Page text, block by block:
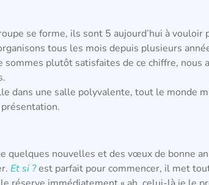
se forme, ils sont 5 aujourd’hui à
tous les mois depuis plusieurs
sommes plutôt satisfaites de ce chiffre, nous
dans une salle polyvalente, tout le monde
quelques nouvelles et des vœux de bonne
Et si ?est parfait pour commencer, il met